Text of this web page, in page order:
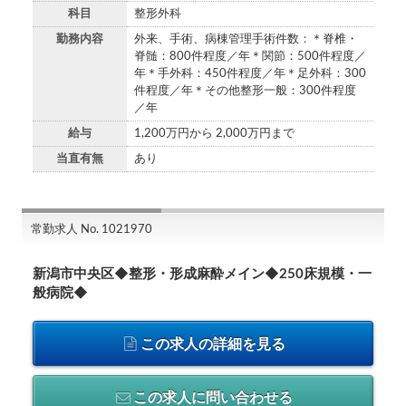
科目 整形外科
勤務内容
外来、手術、病棟管理手術件数：＊脊椎・
脊髄：800件程度／年＊関節：500件程度／
年＊手外科：450件程度／年＊足外科：300
件程度／年＊その他整形一般：300件程度
／年
給与 1,200万円から 2,000万円まで
当直有無 あり
常勤求人 No. 1021970
新潟市中央区◆整形・形成麻酔メイン◆250床規模・一
般病院◆
この求人の詳細を見る
この求人に問い合わせる